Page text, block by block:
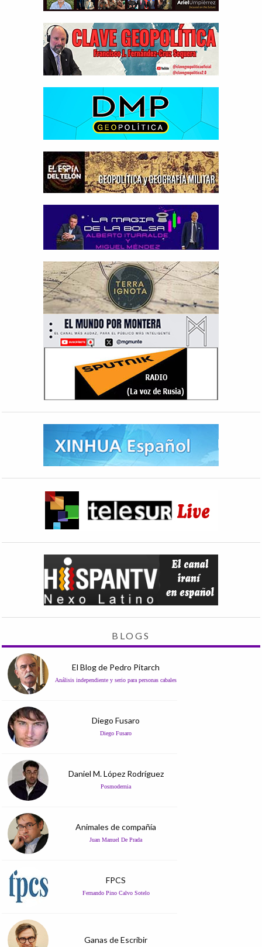
BLOGS
El Blog de Pedro Pitarch
Análisis independiente y serio para personas cabales
Diego Fusaro
Diego Fusaro
Daniel M. López Rodríguez
Posmodernia
Animales de compañía
Juan Manuel De Prada
FPCS
Fernando Pino Calvo Sotelo
Ganas de Escribir